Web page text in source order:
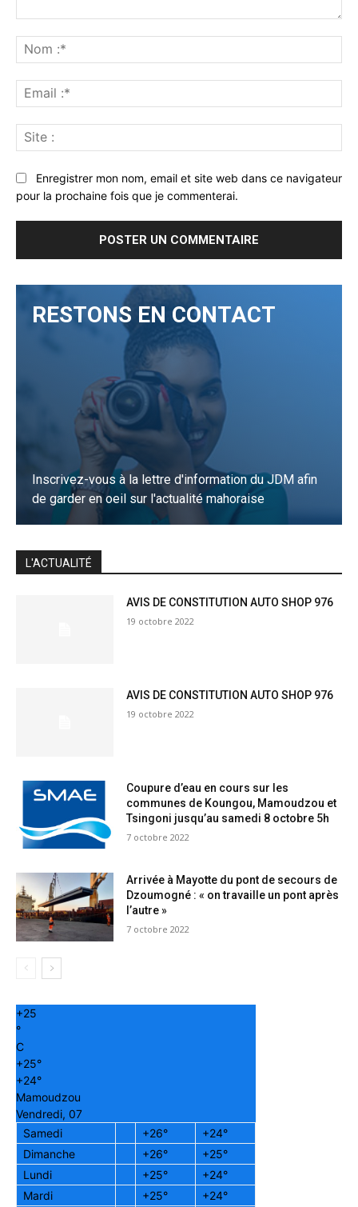
:*
:*
:
Enregistrer mon nom, email et site web dans ce navigateur
pour la prochaine fois que je commenterai.
RESTONS EN CONTACT
Inscrivez-vous à la lettre d'information du JDM afin
de garder en oeil sur l'actualité mahoraise
JE M'INSCRIS
L'ACTUALITÉ
AVIS DE CONSTITUTION AUTO SHOP 976
19 octobre 2022
AVIS DE CONSTITUTION AUTO SHOP 976
19 octobre 2022
Coupure d’eau en cours sur les
communes de Koungou, Mamoudzou et
Tsingoni jusqu’au samedi 8 octobre 5h
7 octobre 2022
Arrivée à Mayotte du pont de secours de
Dzoumogné : « on travaille un pont après
l’autre »
7 octobre 2022
+25
°
C
+25°
+24°
Mamoudzou
Vendredi, 07
Samedi
+26° +24°
Dimanche
+26° +25°
Lundi
+25° +24°
Mardi
+25° +24°